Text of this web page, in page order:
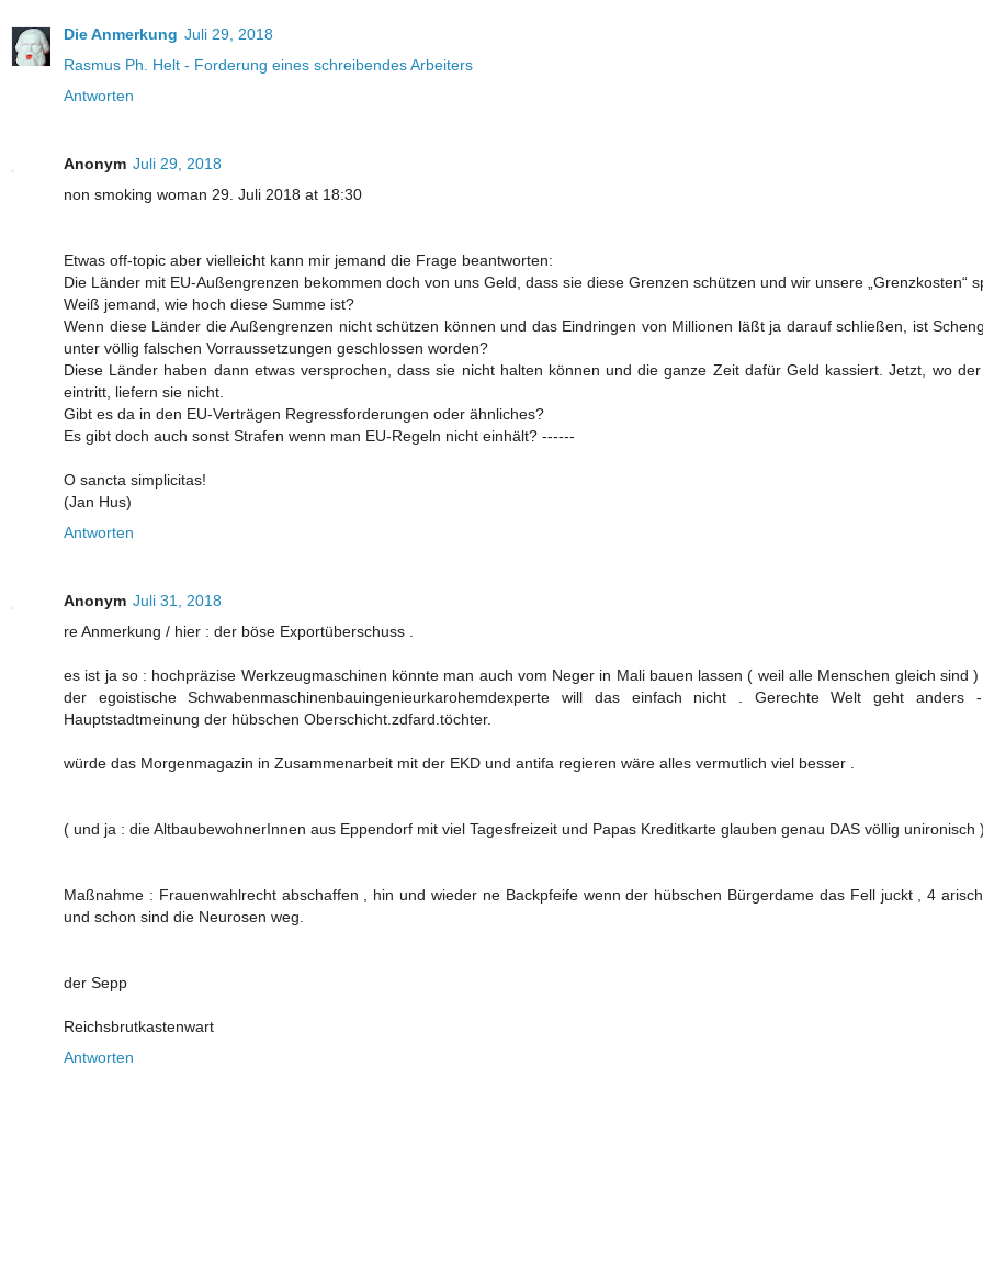
Die Anmerkung Juli 29, 2018
Rasmus Ph. Helt - Forderung eines schreibendes Arbeiters
Antworten
Anonym Juli 29, 2018
non smoking woman 29. Juli 2018 at 18:30
Etwas off-topic aber vielleicht kann mir jemand die Frage beantworten:
Die Länder mit EU-Außengrenzen bekommen doch von uns Geld, dass sie diese Grenzen schützen und wir unsere „Grenzkosten“
Weiß jemand, wie hoch diese Summe ist?
Wenn diese Länder die Außengrenzen nicht schützen können und das Eindringen von Millionen läßt ja darauf schließen, ist
unter völlig falschen Vorraussetzungen geschlossen worden?
Diese Länder haben dann etwas versprochen, dass sie nicht halten können und die ganze Zeit dafür Geld kassiert. Jetzt, wo
eintritt, liefern sie nicht.
Gibt es da in den EU-Verträgen Regressforderungen oder ähnliches?
Es gibt doch auch sonst Strafen wenn man EU-Regeln nicht einhält? ------
O sancta simplicitas!
(Jan Hus)
Antworten
Anonym Juli 31, 2018
re Anmerkung / hier : der böse Exportüberschuss .
es ist ja so : hochpräzise Werkzeugmaschinen könnte man auch vom Neger in Mali bauen lassen ( weil alle Menschen gleich sind )
der egoistische Schwabenmaschinenbauingenieurkarohemdexperte will das einfach nicht . Gerechte Welt geht
Hauptstadtmeinung der hübschen Oberschicht.zdfard.töchter.
würde das Morgenmagazin in Zusammenarbeit mit der EKD und antifa regieren wäre alles vermutlich viel besser .
( und ja : die AltbaubewohnerInnen aus Eppendorf mit viel Tagesfreizeit und Papas Kreditkarte glauben genau DAS völlig unironisch )
Maßnahme : Frauenwahlrecht abschaffen , hin und wieder ne Backpfeife wenn der hübschen Bürgerdame das Fell juckt , 4
und schon sind die Neurosen weg.
der Sepp
Reichsbrutkastenwart
Antworten